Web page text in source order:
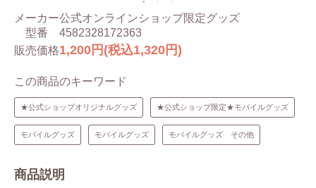
メーカー公式オンラインショップ限定グッズ
型番
4582328172363
販売価格1,200円(税込1,320円)
この商品のキーワード
★公式ショップオリジナルグッズ ★公式ショップ限定★モバイルグッズ
モバイルグッズ モバイルグッズ モバイルグッズ その他
商品説明